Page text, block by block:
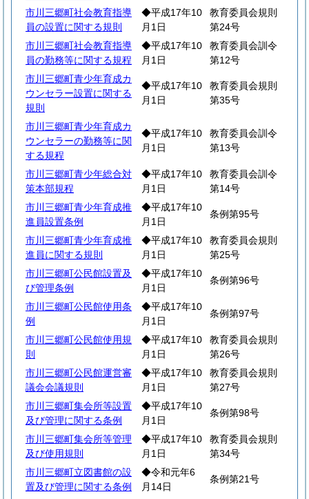
市川三郷町社会教育指導
員の設置に関する規則
◆平成17年10
月1日
教育委員会規則
第24号
市川三郷町社会教育指導
員の勤務等に関する規程
◆平成17年10
月1日
教育委員会訓令
第12号
市川三郷町青少年育成カ
ウンセラー設置に関する
規則
◆平成17年10
月1日
教育委員会規則
第35号
市川三郷町青少年育成カ
ウンセラーの勤務等に関
する規程
◆平成17年10
月1日
教育委員会訓令
第13号
市川三郷町青少年総合対
策本部規程
◆平成17年10
月1日
教育委員会訓令
第14号
市川三郷町青少年育成推
進員設置条例
◆平成17年10
月1日
条例第95号
市川三郷町青少年育成推
進員に関する規則
◆平成17年10
月1日
教育委員会規則
第25号
市川三郷町公民館設置及
び管理条例
◆平成17年10
月1日
条例第96号
市川三郷町公民館使用条
例
◆平成17年10
月1日
条例第97号
市川三郷町公民館使用規
則
◆平成17年10
月1日
教育委員会規則
第26号
市川三郷町公民館運営審
議会会議規則
◆平成17年10
月1日
教育委員会規則
第27号
市川三郷町集会所等設置
及び管理に関する条例
◆平成17年10
月1日
条例第98号
市川三郷町集会所等管理
及び使用規則
◆平成17年10
月1日
教育委員会規則
第34号
市川三郷町立図書館の設
置及び管理に関する条例
◆令和元年6
月14日
条例第21号